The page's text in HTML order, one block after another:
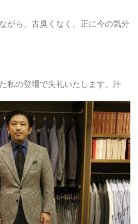
がら、古臭くなく、正に今の気分
私の登場で失礼いたします。汗